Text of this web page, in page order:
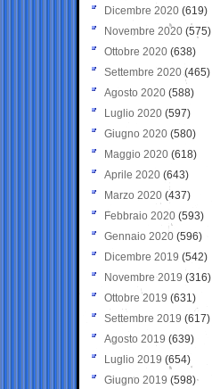
Dicembre 2020 (619)
Novembre 2020 (575)
Ottobre 2020 (638)
Settembre 2020(465)
Agosto 2020 (588)
Luglio 2020 (597)
Giugno 2020 (580)
Maggio 2020 (618)
Aprile 2020 (643)
Marzo 2020 (437)
Febbraio 2020 (593)
Gennaio 2020 (596)
Dicembre 2019 (542)
Novembre 2019 (316)
Ottobre 2019 (631)
Settembre 2019 (617)
Agosto 2019 (639)
Luglio 2019 (654)
Giugno 2019 (598)